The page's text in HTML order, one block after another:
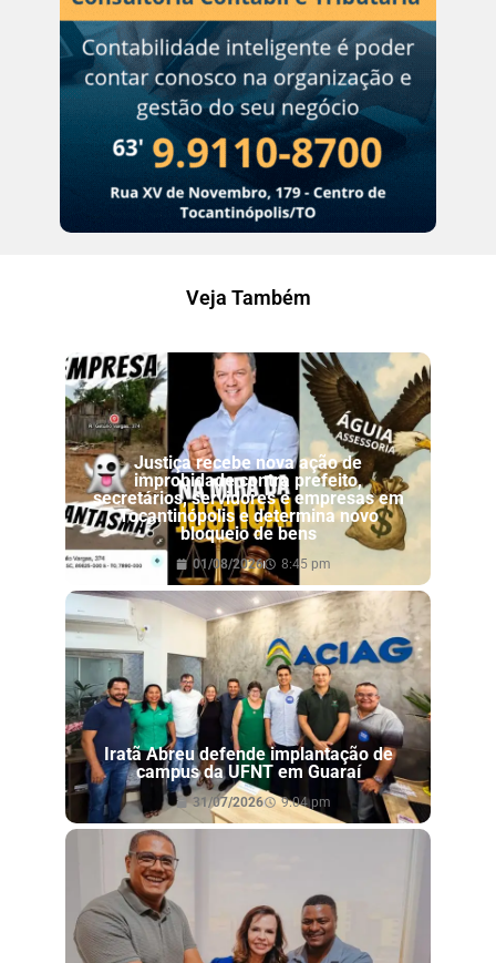
Veja Também
Justiça recebe nova ação de
improbidade contra prefeito,
secretários, servidores e empresas em
Tocantinópolis e determina novo
bloqueio de bens
01/08/2026 8:45 pm
Iratã Abreu defende implantação de
campus da UFNT em Guaraí
31/07/2026 9:04 pm